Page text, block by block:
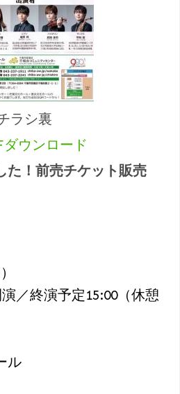
ラシ裏
ダウンロード
た！前売チケット販売
／終演予定15:00（休憩
ル